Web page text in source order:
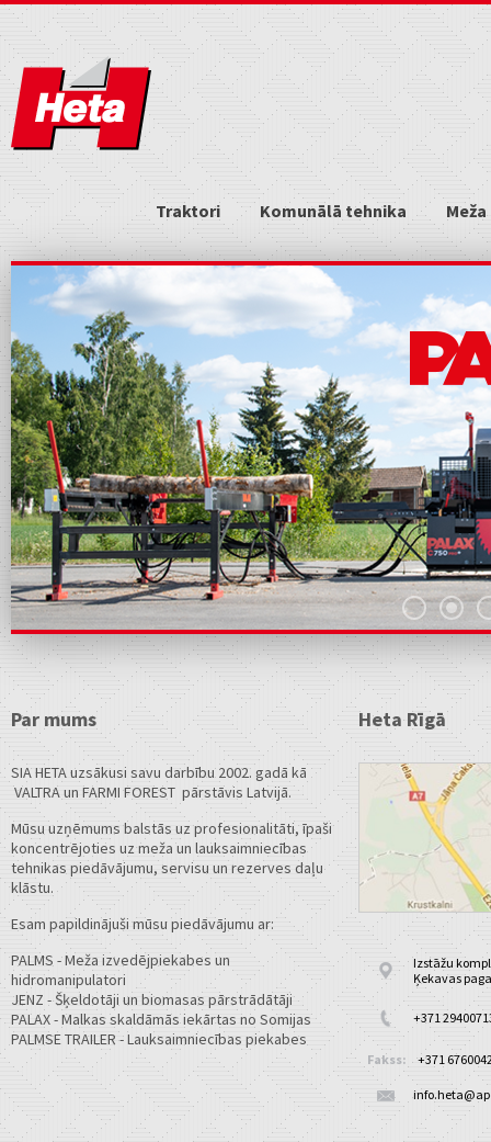
Traktori Komunālā tehnika
Par mums
SIA HETA uzsākusi savu darbību 2002. gadā kā
VALTRA un FARMI FOREST pārstāvis Latvijā.
Mūsu uzņēmums balstās uz profesionalitāti, īpaši
koncentrējoties uz meža un lauksaimniecības
tehnikas piedāvājumu, servisu un rezerves daļu
klāstu.
Esam papildinājuši mūsu piedāvājumu ar:
PALMS - Meža izvedējpiekabes un
hidromanipulatori
JENZ - Šķeldotāji un biomasas pārstrādātāji
PALAX - Malkas skaldāmās iekārtas no Somijas
PALMSE TRAILER - Lauksaimniecības piekabes
Heta Rīgā
Izstāžu
Ķekavas
+371
Fakss: +371